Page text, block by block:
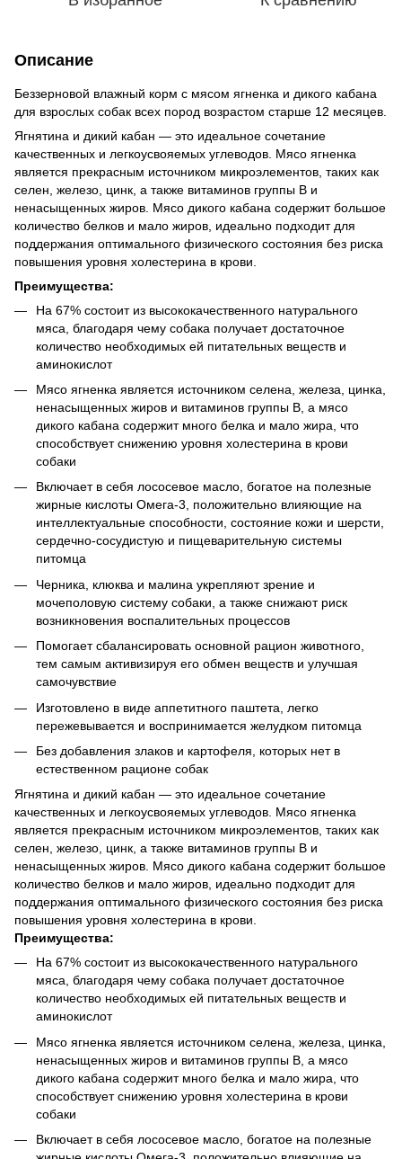
Описание
Беззерновой влажный корм с мясом ягненка и дикого кабана
для взрослых собак всех пород возрастом старше 12 месяцев.
Ягнятина и дикий кабан — это идеальное сочетание
качественных и легкоусвояемых углеводов. Мясо ягненка
является прекрасным источником микроэлементов, таких как
селен, железо, цинк, а также витаминов группы В и
ненасыщенных жиров. Мясо дикого кабана содержит большое
количество белков и мало жиров, идеально подходит для
поддержания оптимального физического состояния без риска
повышения уровня холестерина в крови.
Преимущества:
На 67% состоит из высококачественного натурального
мяса, благодаря чему собака получает достаточное
количество необходимых ей питательных веществ и
аминокислот
Мясо ягненка является источником селена, железа, цинка,
ненасыщенных жиров и витаминов группы В, а мясо
дикого кабана содержит много белка и мало жира, что
способствует снижению уровня холестерина в крови
собаки
Включает в себя лососевое масло, богатое на полезные
жирные кислоты Омега-3, положительно влияющие на
интеллектуальные способности, состояние кожи и шерсти,
сердечно-сосудистую и пищеварительную системы
питомца
Черника, клюква и малина укрепляют зрение и
мочеполовую систему собаки, а также снижают риск
возникновения воспалительных процессов
Помогает сбалансировать основной рацион животного,
тем самым активизируя его обмен веществ и улучшая
самочувствие
Изготовлено в виде аппетитного паштета, легко
пережевывается и воспринимается желудком питомца
Без добавления злаков и картофеля, которых нет в
естественном рационе собак
Ягнятина и дикий кабан — это идеальное сочетание
качественных и легкоусвояемых углеводов. Мясо ягненка
является прекрасным источником микроэлементов, таких как
селен, железо, цинк, а также витаминов группы В и
ненасыщенных жиров. Мясо дикого кабана содержит большое
количество белков и мало жиров, идеально подходит для
поддержания оптимального физического состояния без риска
повышения уровня холестерина в крови.
Преимущества:
На 67% состоит из высококачественного натурального
мяса, благодаря чему собака получает достаточное
количество необходимых ей питательных веществ и
аминокислот
Мясо ягненка является источником селена, железа, цинка,
ненасыщенных жиров и витаминов группы В, а мясо
дикого кабана содержит много белка и мало жира, что
способствует снижению уровня холестерина в крови
собаки
Включает в себя лососевое масло, богатое на полезные